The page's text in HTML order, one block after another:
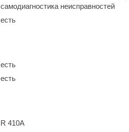
самодиагностика неисправностей
есть
есть
есть
R 410A